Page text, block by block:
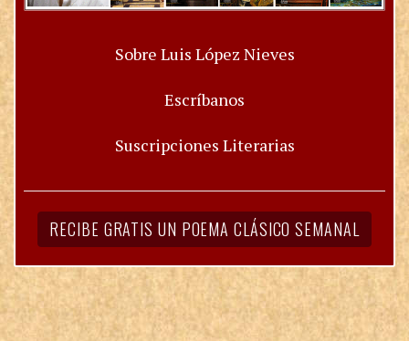
Sobre Luis López Nieves
Escríbanos
Suscripciones Literarias
RECIBE GRATIS UN POEMA CLÁSICO SEMANAL